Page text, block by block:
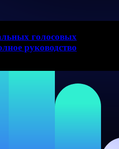
голосовых
руководство